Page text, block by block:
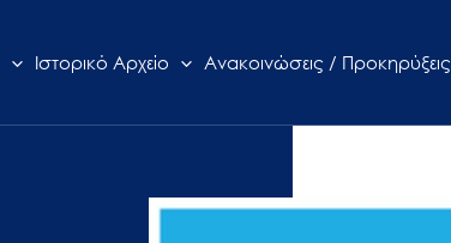
Ιστορικό Αρχείο Ανακοινώσεις / Προκηρύξεις